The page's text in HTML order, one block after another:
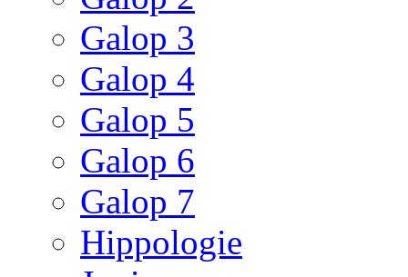
Galop 3
Galop 4
Galop 5
Galop 6
Galop 7
Hippologie